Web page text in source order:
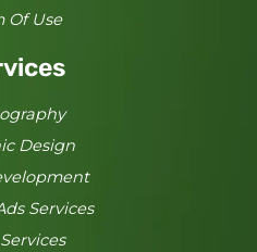
Of Use
Design
Services